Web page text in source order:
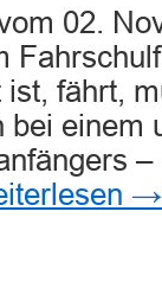
02.
fährt,
einem
→